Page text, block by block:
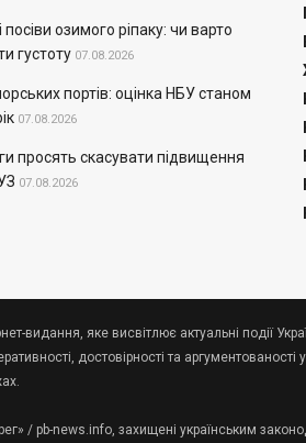
посіви озимого ріпаку: чи варто
густоту 07.08.2026
портів: оцінка НБУ станом
07.08.2026
просять скасувати підвищення
07.08.2026
видання, яке висвітлює актуальні події
достовірності та аргументованості
/ pb-news.info, захищені українським